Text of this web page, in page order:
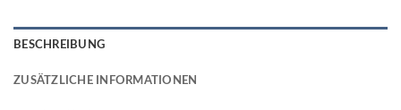
BESCHREIBUNG
ZUSÄTZLICHE INFORMATIONEN